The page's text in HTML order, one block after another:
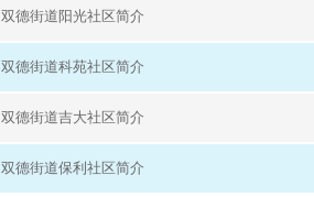
双德街道阳光社区简介
双德街道科苑社区简介
双德街道吉大社区简介
双德街道保利社区简介